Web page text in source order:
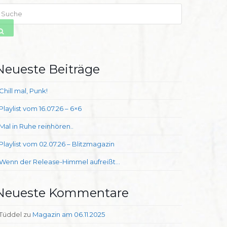
Beiträge
mal, Punk!
vom 16.07.26 – 6×6
in Ruhe reinhören..
vom 02.07.26 – Blitzmagazin
der Release-Himmel aufreißt…
Kommentare
zu Magazin am 06.11.2025